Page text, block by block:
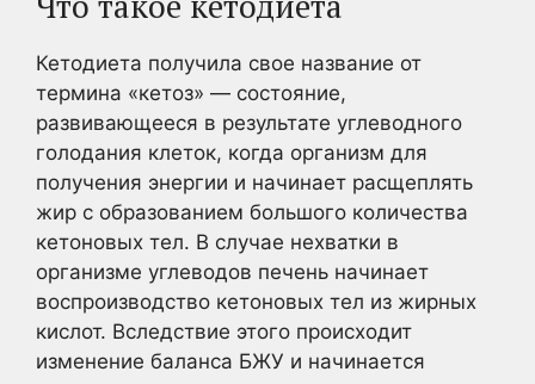
Кетодиета получила свое название от
термина «кетоз» — состояние,
развивающееся в результате углеводного
голодания клеток, когда организм для
получения энергии и начинает расщеплять
жир с образованием большого количества
кетоновых тел. В случае нехватки в
организме углеводов печень начинает
воспроизводство кетоновых тел из жирных
кислот. Вследствие этого происходит
изменение баланса БЖУ и начинается